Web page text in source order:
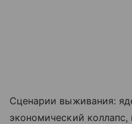
Сценарии выживания:
экономический коллапс,